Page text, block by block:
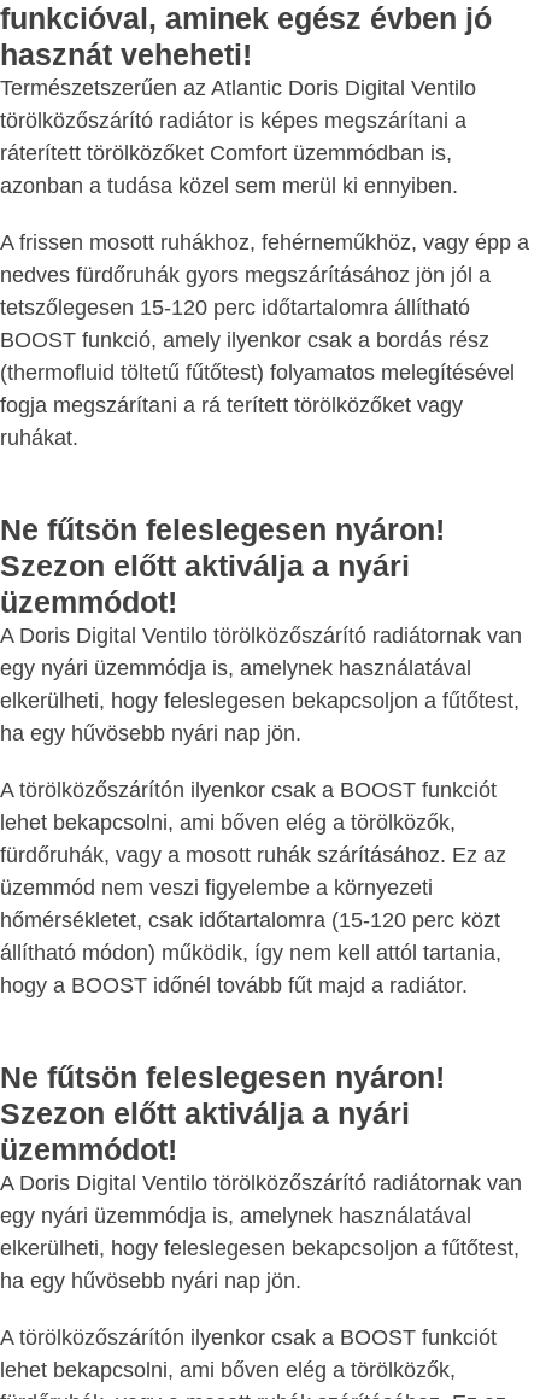
funkcióval, aminek egész évben jó
hasznát veheheti!
Természetszerűen az Atlantic Doris Digital Ventilo
törölközőszárító radiátor is képes megszárítani a
ráterített törölközőket Comfort üzemmódban is,
azonban a tudása közel sem merül ki ennyiben.
A frissen mosott ruhákhoz, fehérneműkhöz, vagy épp a
nedves fürdőruhák gyors megszárításához jön jól a
tetszőlegesen 15-120 perc időtartalomra állítható
BOOST funkció, amely ilyenkor csak a bordás rész
(thermofluid töltetű fűtőtest) folyamatos melegítésével
fogja megszárítani a rá terített törölközőket vagy
ruhákat.
Ne fűtsön feleslegesen nyáron!
Szezon előtt aktiválja a nyári
üzemmódot!
A Doris Digital Ventilo törölközőszárító radiátornak van
egy nyári üzemmódja is, amelynek használatával
elkerülheti, hogy feleslegesen bekapcsoljon a fűtőtest,
ha egy hűvösebb nyári nap jön.
A törölközőszárítón ilyenkor csak a BOOST funkciót
lehet bekapcsolni, ami bőven elég a törölközők,
fürdőruhák, vagy a mosott ruhák szárításához. Ez az
üzemmód nem veszi figyelembe a környezeti
hőmérsékletet, csak időtartalomra (15-120 perc közt
állítható módon) működik, így nem kell attól tartania,
hogy a BOOST időnél tovább fűt majd a radiátor.
Ne fűtsön feleslegesen nyáron!
Szezon előtt aktiválja a nyári
üzemmódot!
A Doris Digital Ventilo törölközőszárító radiátornak van
egy nyári üzemmódja is, amelynek használatával
elkerülheti, hogy feleslegesen bekapcsoljon a fűtőtest,
ha egy hűvösebb nyári nap jön.
A törölközőszárítón ilyenkor csak a BOOST funkciót
lehet bekapcsolni, ami bőven elég a törölközők,